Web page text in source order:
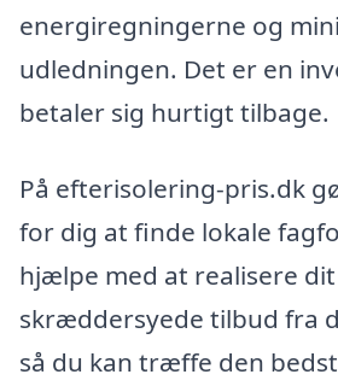
energiregningerne og
udledningen. Det er en
betaler sig hurtigt tilbage.
På efterisolering-pris.dk
for dig at finde lokale
hjælpe med at realisere
skræddersyede tilbud fra
så du kan træffe den